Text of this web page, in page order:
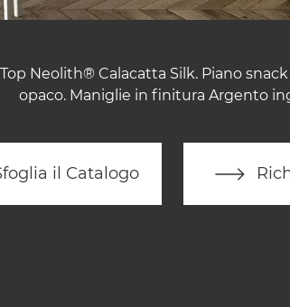
Neolith® Calacatta Silk. Piano
opaco. Maniglie in finitura Argento
il Catalogo